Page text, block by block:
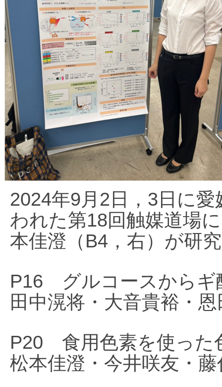
2024年9月2日，3日に
われた第18回触媒道場
本佳澄（B4，右）が研
P16 グルコースからギ
田中滉将・大音貴裕・
P20 食用色素を使った
松本佳澄・今井咲友・